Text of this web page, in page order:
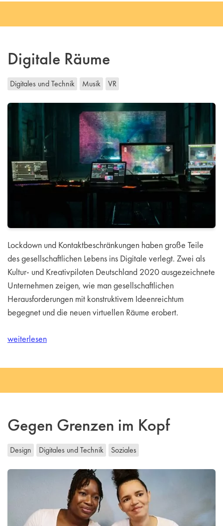
Digitale Räume
Digitales und Technik Musik VR
Lockdown und Kontaktbeschränkungen haben große Teile
des gesellschaftlichen Lebens ins Digitale verlegt. Zwei als
Kultur- und Kreativpiloten Deutschland 2020 ausgezeichnete
Unternehmen zeigen, wie man gesellschaftlichen
Herausforderungen mit konstruktivem Ideenreichtum
begegnet und die neuen virtuellen Räume erobert.
weiterlesen
Gegen Grenzen im Kopf
Design Digitales und Technik Soziales